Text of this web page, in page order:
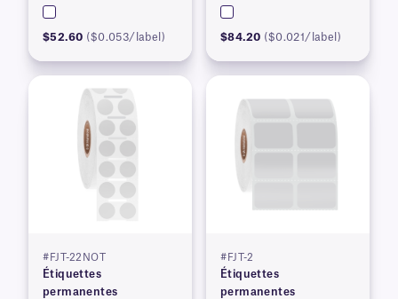
thermique
$52.60 ($0.053/label)
thermique
$84.20 ($0.021/label)
#FJT-22NOT
Étiquettes
permanentes
#FJT-2
Étiquettes
permanentes